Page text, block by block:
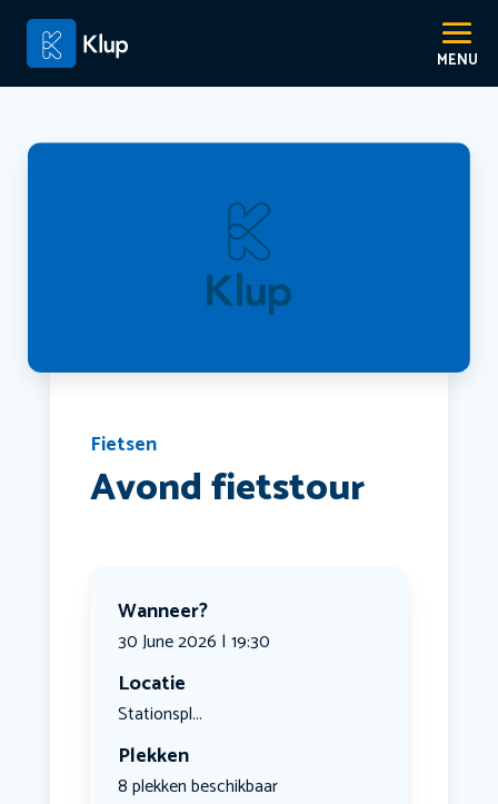
Fietsen
Avond fietstour
Wanneer?
30 June 2026 | 19:30
Locatie
Stationspl...
Plekken
8 plekken beschikbaar